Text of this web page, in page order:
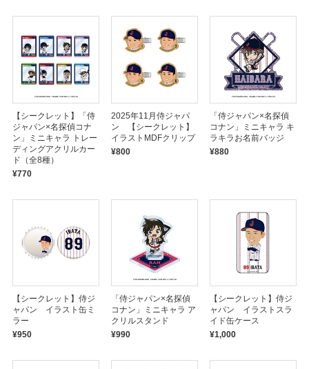
【シークレット】「侍
ジャパン×名探偵コナ
ン」ミニキャラ トレー
ディングアクリルカー
ド（全8種）
¥770
2025年11月侍ジャパ
ン 【シークレット】
イラストMDFクリップ
¥800
「侍ジャパン×名探偵
コナン」ミニキャラ キ
ラキラお名前バッジ
¥880
【シークレット】侍ジ
ャパン イラスト缶ミ
ラー
¥950
「侍ジャパン×名探偵
コナン」ミニキャラ ア
クリルスタンド
¥990
【シークレット】侍ジ
ャパン イラストスラ
イド缶ケース
¥1,000